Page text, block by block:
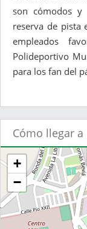
son cómodos y
reserva de pista
empleados
Polideportivo
para los fan del
Cómo llegar
+
−